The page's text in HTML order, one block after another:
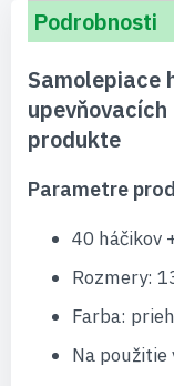
Podrobnosti
Samolepiace
produkte
Parametre
40 háčikov
Rozmery:
Farba:
Na